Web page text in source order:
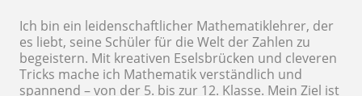
Ich bin ein leidenschaftlicher Mathematiklehrer, der
es liebt, seine Schüler für die Welt der Zahlen zu
begeistern. Mit kreativen Eselsbrücken und cleveren
Tricks mache ich Mathematik verständlich und
spannend – von der 5. bis zur 12. Klasse. Mein Ziel ist